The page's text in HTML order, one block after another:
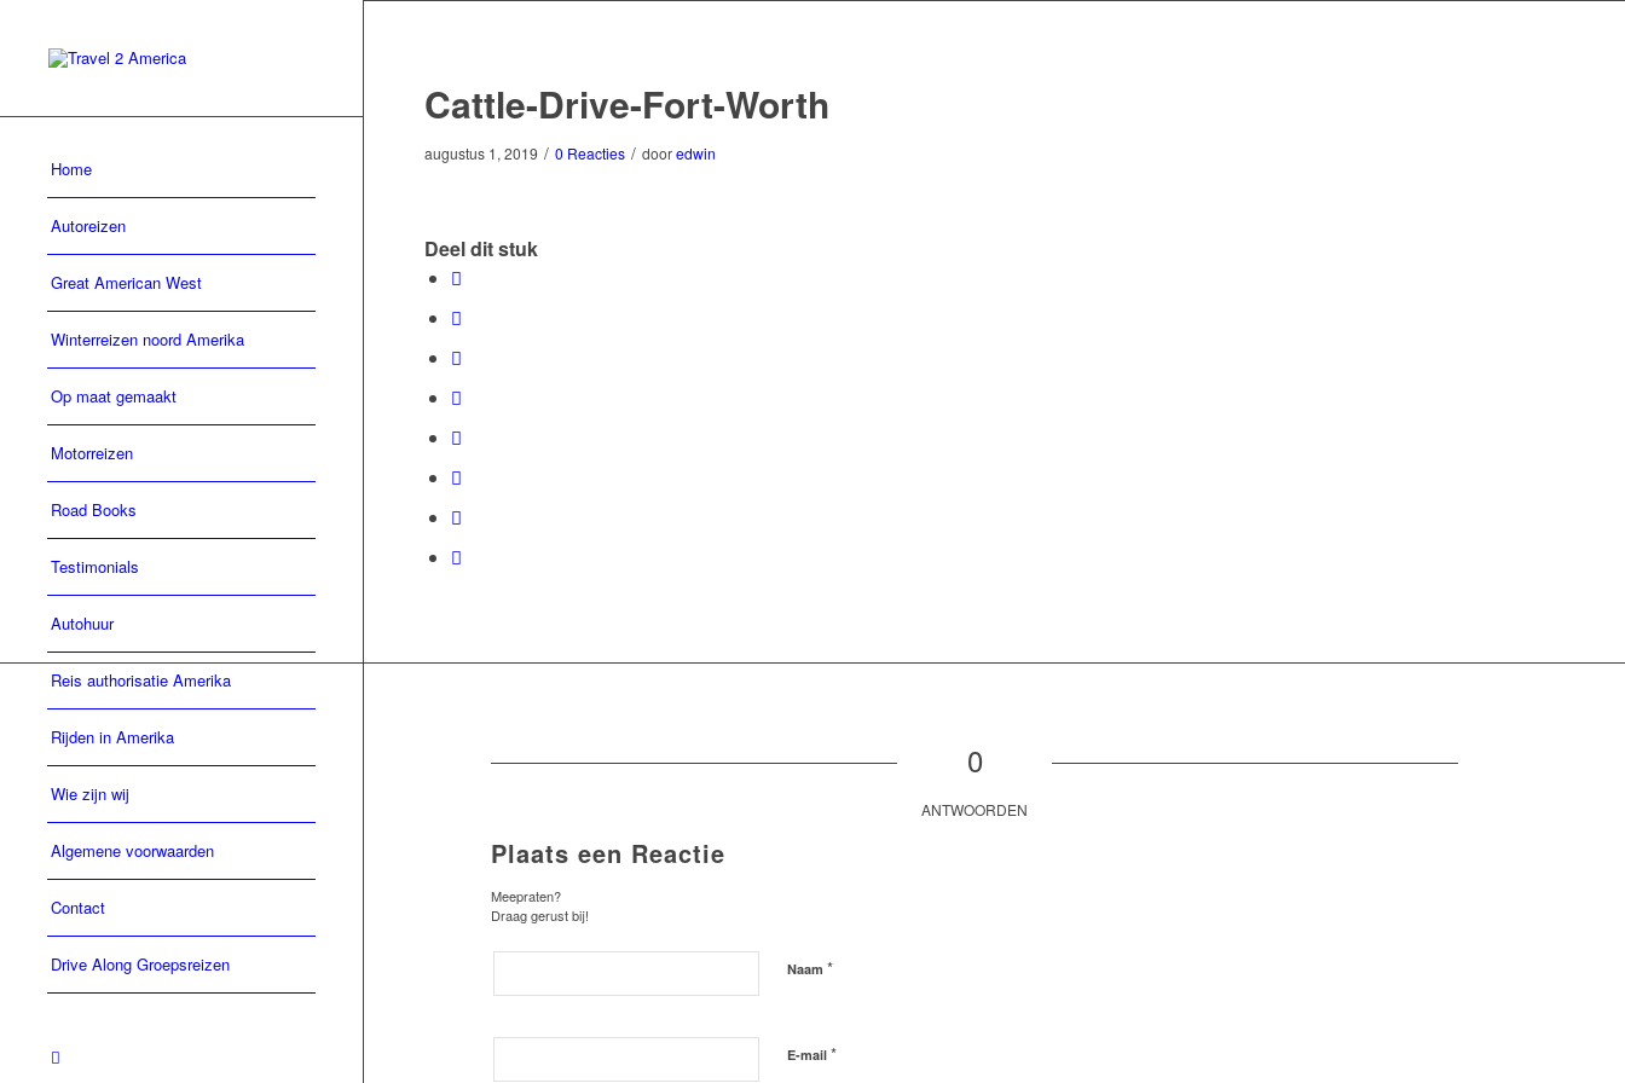
Home
Autoreizen
Great American West
Winterreizen noord Amerika
Op maat gemaakt
Motorreizen
Road Books
Testimonials
Autohuur
Reis authorisatie Amerika
Rijden in Amerika
Wie zijn wij
Algemene voorwaarden
Contact
Drive Along Groepsreizen
Cattle-Drive-Fort-Worth
augustus 1, 2019 / 0 Reacties / dooredwin
Deel dit stuk
0
ANTWOORDEN
Plaats een Reactie
Meepraten?
Draag gerust bij!
Naam *
E-mail *